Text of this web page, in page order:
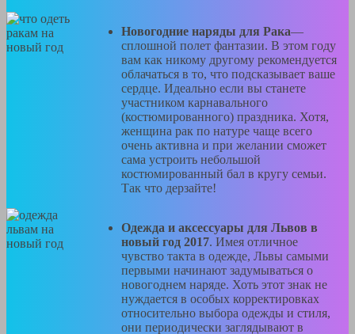
Новогодние наряды для Рака—
сплошной полет фантазии. В этом году
вам как никому другому рекомендуется
облачаться в то, что подсказывает ваше
сердце. Идеально если вы станете
участником карнавального
(костюмированного) праздника. Хотя,
женщина рак по натуре чаще всего
очень активна и при желании сможет
сама устроить небольшой
костюмированный бал в кругу семьи.
Так что дерзайте!
Одежда и аксессуары для Львов в
новый год 2017. Имея отличное
чувство такта в одежде, Львы самыми
первыми начинают задумываться о
новогоднем наряде. Хоть этот знак не
нуждается в особых корректировках
относительно выбора одежды и стиля,
они периодически заглядывают в